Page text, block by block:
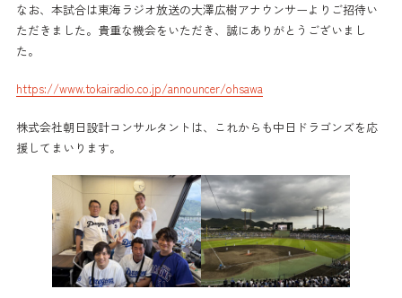
なお、本試合は東海ラジオ放送の大澤広樹アナウンサーよりご招待い
ただきました。貴重な機会をいただき、誠にありがとうございまし
た。
https://www.tokairadio.co.jp/announcer/ohsawa
株式会社朝日設計コンサルタントは、これからも中日ドラゴンズを応
援してまいります。